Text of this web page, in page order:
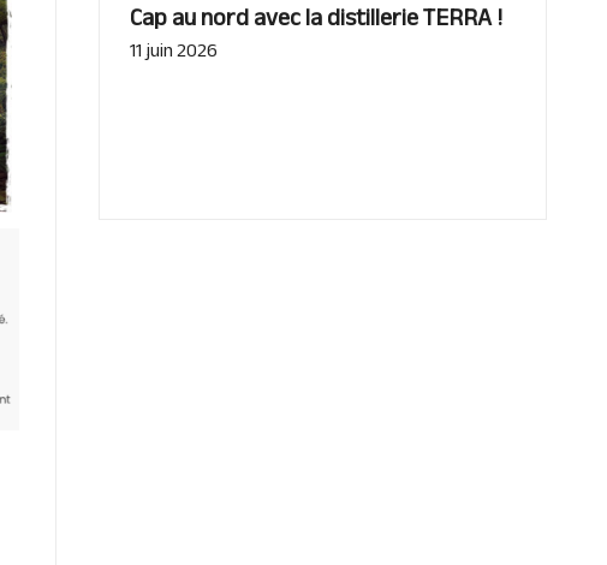
Cap au nord avec la distillerie TERRA !
11 juin 2026